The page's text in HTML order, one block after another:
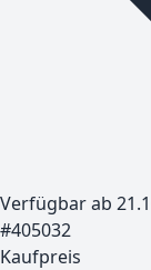
Verfügbar ab
#405032
Kaufpreis